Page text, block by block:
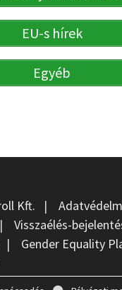
EU-s hírek
Egyéb
Kft. |
Visszaélés-
| Gender Equality